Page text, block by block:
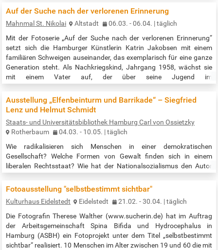
und überraschende Sinneseindrücke zu einer intensiven Erfahrung.
Zu Beginn steht ein Moment des Innehaltens. Gedanken an Sorgen,
Belastungen…
Auf der Suche nach der verlorenen Erinnerung
Mahnmal St. Nikolai Altstadt
06.03. - 06.04. | täglich
Mit der Fotoserie „Auf der Suche nach der verlorenen Erinnerung“
setzt sich die Hamburger Künstlerin Katrin Jakobsen mit einem
familiären Schweigen auseinander, das exemplarisch für eine ganze
Generation steht. Als Nachkriegskind, Jahrgang 1958, wächst sie
mit einem Vater auf, der über seine Jugend im
eisern schweigt. Fragen nach Schuld, Verantwortung und
persönlicher Geschichte bleiben…
Ausstellung „Elfenbeinturm und Barrikade“ – Siegfried
Lenz und Helmut Schmidt
Staats- und Universitätsbibliothek Hamburg Carl von Ossietzky
Rotherbaum
04.03. - 10.05. | täglich
Wie radikalisieren sich Menschen in einer demokratischen
Gesellschaft? Welche Formen von Gewalt finden sich in einem
liberalen Rechtsstaat? Wie hat der Nationalsozialismus den Autor
2015) geprägt – und welche Lehren haben sie daraus gezogen? Mit
diesen und anderen Fragen beschäftigt sich die Ausstellung
„Elfenbeinturm und Barrikade“: in Skizzenbüchern, Plakaten und
Graphic Novels, mit…
Fotoausstellung "selbstbestimmt sichtbar"
Kulturhaus Eidelstedt Eidelstedt
21.02. - 30.04. | täglich
Die Fotografin Therese Walther (www.sucherin.de) hat im Auftrag
der Arbeitsgemeinschaft Spina Bifida und Hydrocephalus in
Hamburg (ASBH) ein Fotoprojekt unter dem Titel „selbstbestimmt
sichtbar“ realisiert. 10 Menschen im Alter zwischen 19 und 60 die mit